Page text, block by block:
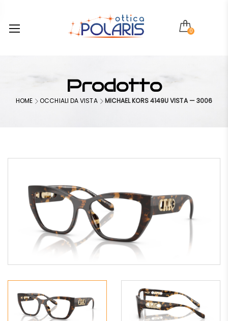
0
Prodotto
HOME OCCHIALI DA VISTA MICHAEL KORS 4149U VISTA — 3006